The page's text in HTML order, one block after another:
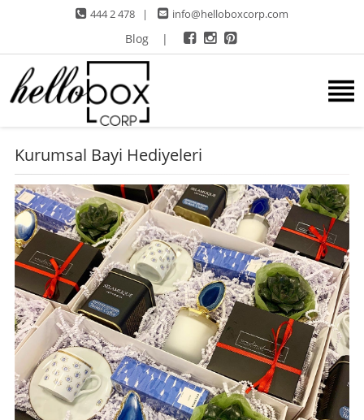
444 2 478 | info@helloboxcorp.com
Blog |
Kurumsal Bayi Hediyeleri